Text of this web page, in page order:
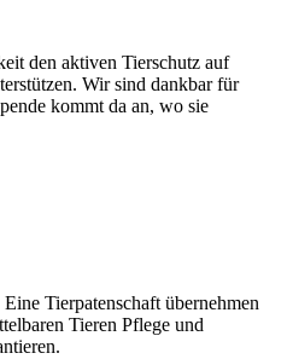
den aktiven Tierschutz auf
Wir sind dankbar für
kommt da an, wo sie
Tierpatenschaft übernehmen
Tieren Pflege und